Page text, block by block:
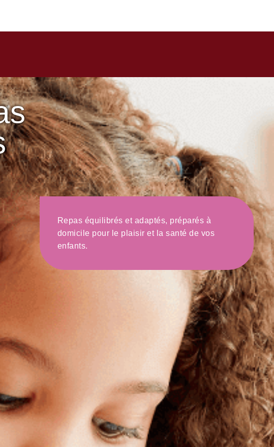
Repas équilibrés et adaptés, préparés à
domicile pour le plaisir et la santé de vos
enfants.
du besoin